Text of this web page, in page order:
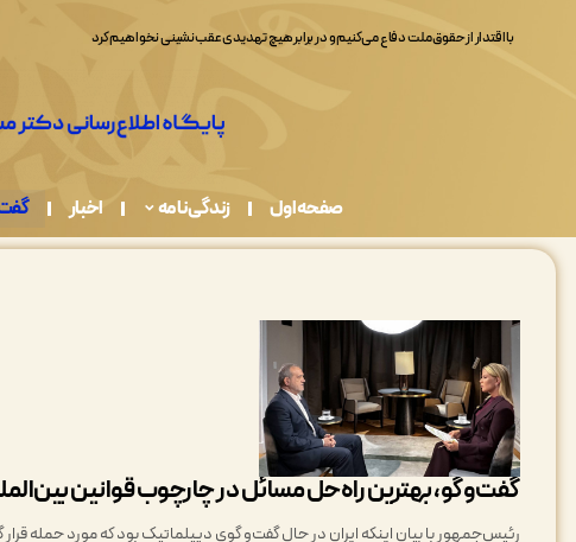
صفحه اول زندگی نامه اخبار
گفت‌وگو، بهترین راه‌حل مسائل در چارچوب قوانین
رئیس‌جمهور با بیان اینکه ایران در حال گفت‌و گوی دیپلماتیک بود که مورد حمله